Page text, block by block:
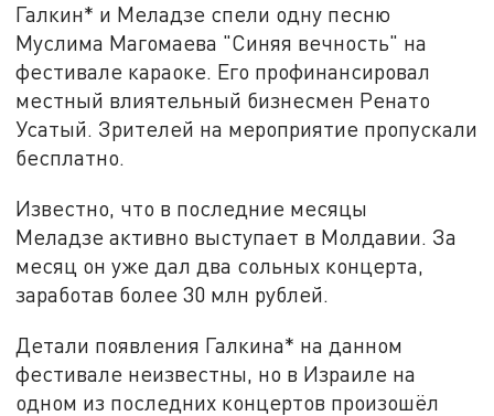
Галкин* и Меладзе спели одну песню
Муслима Магомаева "Синяя вечность" на
фестивале караоке. Его профинансировал
местный влиятельный бизнесмен Ренато
Усатый. Зрителей на мероприятие пропускали
бесплатно.
Известно, что в последние месяцы
Меладзе активно выступает в Молдавии. За
месяц он уже дал два сольных концерта,
заработав более 30 млн рублей.
Детали появления Галкина* на данном
фестивале неизвестны, но в Израиле на
одном из последних концертов произошёл